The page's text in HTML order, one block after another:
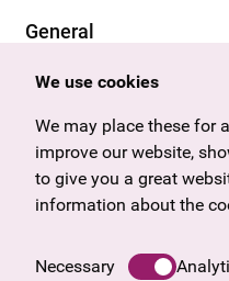
General
Offers & News
Gift voucher
Frequently asked
Legal notice
We use cookies
We may place these for
improve our website,
to give you a great
information about the
Necessary